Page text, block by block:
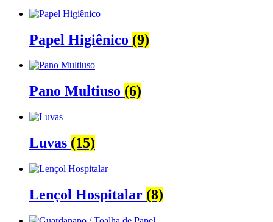
Papel Higiênico (9)
Pano Multiuso (6)
Luvas (15)
Lençol Hospitalar (8)